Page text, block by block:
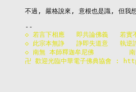
不過, 嚴格說來, 意根也是識, 但我
◇ 若言下相應   即共論佛義   若實
◇ 此宗本無諍   諍即失道意   執逆
◇ 南無 本師釋迦牟尼佛         南
卍 歡迎光臨中華電子佛典協會 :